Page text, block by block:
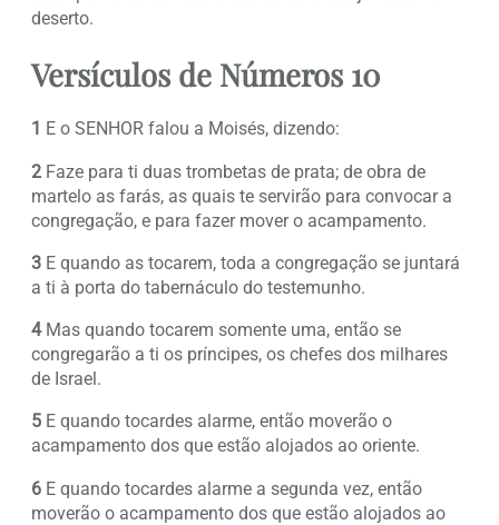
deserto.
Versículos de Números 10
1 E o SENHOR falou a Moisés, dizendo:
2 Faze para ti duas trombetas de prata; de obra de
martelo as farás, as quais te servirão para convocar a
congregação, e para fazer mover o acampamento.
3 E quando as tocarem, toda a congregação se juntará
a ti à porta do tabernáculo do testemunho.
4Mas quando tocarem somente uma, então se
congregarão a ti os príncipes, os chefes dos milhares
de Israel.
5 E quando tocardes alarme, então moverão o
acampamento dos que estão alojados ao oriente.
6 E quando tocardes alarme a segunda vez, então
moverão o acampamento dos que estão alojados ao